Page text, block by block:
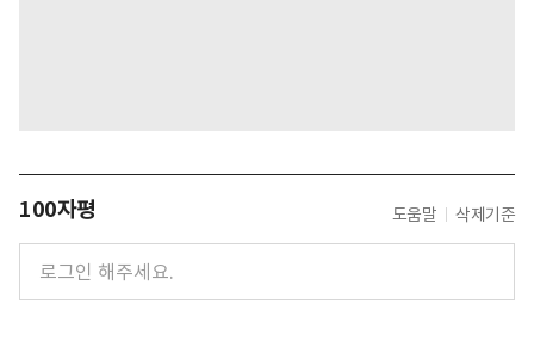
100자평 도움말 삭제기준